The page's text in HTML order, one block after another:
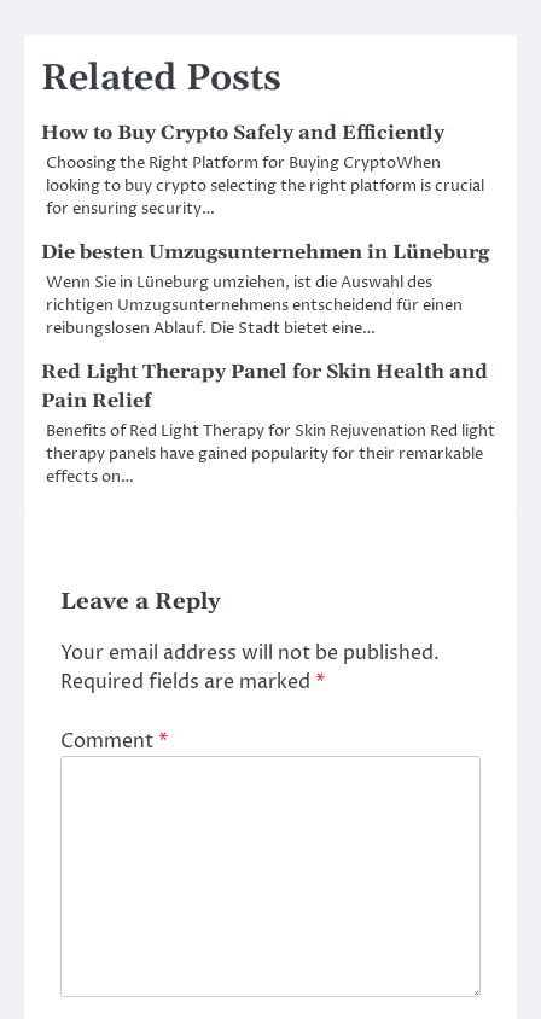
Related Posts
How to Buy Crypto Safely and Efficiently
Choosing the Right Platform for Buying CryptoWhen
looking to buy crypto selecting the right platform is crucial
for ensuring security…
Die besten Umzugsunternehmen in Lüneburg
Wenn Sie in Lüneburg umziehen, ist die Auswahl des
richtigen Umzugsunternehmens entscheidend für einen
reibungslosen Ablauf. Die Stadt bietet eine…
Red Light Therapy Panel for Skin Health and
Pain Relief
Benefits of Red Light Therapy for Skin Rejuvenation Red light
therapy panels have gained popularity for their remarkable
effects on…
Leave a Reply
Your email address will not be published.
Required fields are marked *
Comment*